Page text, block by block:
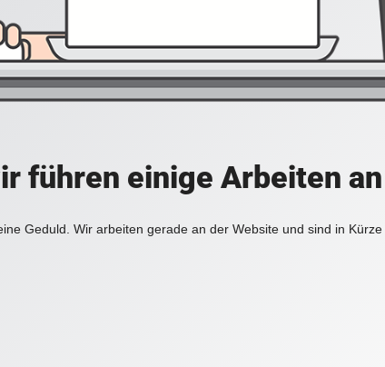
führen einige Arbeiten
Geduld. Wir arbeiten gerade an der Website und sind in Kürze